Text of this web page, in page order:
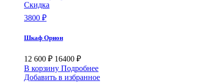
Скидка
3800 ₽
Шкаф Орион
12 600 ₽ 16400 ₽
В корзину Подробнее
Добавить в избранное